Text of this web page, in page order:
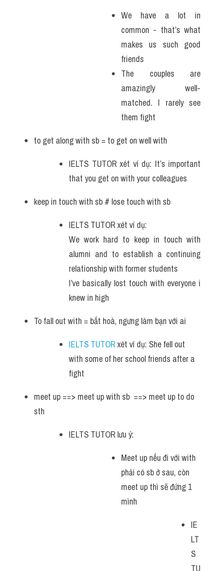
We have a lot in
common - that’s what
makes us such good
friends
The couples are
amazingly well-
matched. I rarely see
them fight
to get along with sb = to get on well with
IELTS TUTOR xét ví dụ: It’s important
that you get on with your colleagues
keep in touch with sb # lose touch with sb
IELTS TUTOR xét ví dụ:
We work hard to keep in touch with
alumni and to establish a continuing
relationship with former students
I’ve basically lost touch with everyone i
knew in high
To fall out with = bất hoà, ngưng làm bạn với ai
IELTS TUTOR xét ví dụ: She fell out
with some of her school friends after a
fight
meet up ==> meet up with sb  ==> meet up to do
sth
IELTS TUTOR lưu ý:
Meet up nếu đi với with
phải có sb ở sau, còn
meet up thì sẽ đứng 1
mình
IE
LT
S
TU